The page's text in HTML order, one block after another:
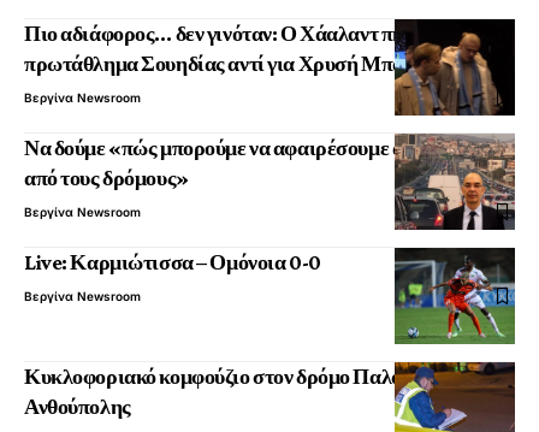
Πιο αδιάφορος… δεν γινόταν: Ο Χάαλαντ πήγε να δει
πρωτάθλημα Σουηδίας αντί για Χρυσή Μπάλα!
Βεργίνα Newsroom
Να δούμε «πώς μπορούμε να αφαιρέσουμε αυτοκίνητα
από τους δρόμους»
Βεργίνα Newsroom
Live: Καρμιώτισσα – Ομόνοια 0-0
Βεργίνα Newsroom
Κυκλοφοριακό κομφούζιο στον δρόμο Παλαιχωρίου –
Ανθούπολης